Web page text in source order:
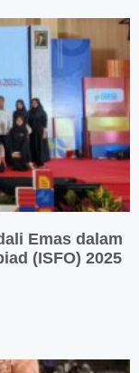
Emas dalam
(ISFO) 2025